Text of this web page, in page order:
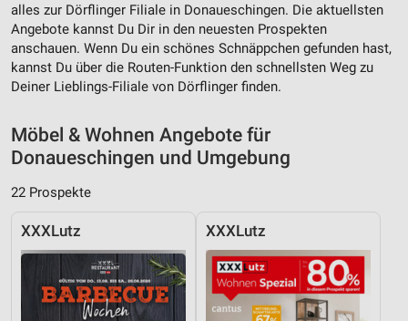
alles zur Dörflinger Filiale in Donaueschingen. Die aktuellsten
Angebote kannst Du Dir in den neuesten Prospekten
anschauen. Wenn Du ein schönes Schnäppchen gefunden hast,
kannst Du über die Routen-Funktion den schnellsten Weg zu
Deiner Lieblings-Filiale von Dörflinger finden.
Möbel & Wohnen Angebote für
Donaueschingen und Umgebung
22 Prospekte
XXXLutz XXXLutz